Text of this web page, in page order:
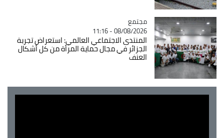
Catégorie
مجتمع
08/08/2026 - 11:16
المنتدى الاجتماعي العالمي: استعراض تجربة
الجزائر في مجال حماية المرأة من كل أشكال
العنف